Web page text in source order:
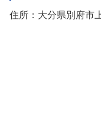
住所：大分県別府市